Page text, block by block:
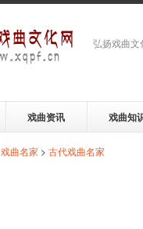
弘扬戏曲
戏曲资讯 戏曲知
戏曲名家 > 古代戏曲名家